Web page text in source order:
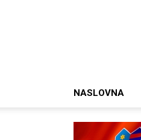
NASLOVNA